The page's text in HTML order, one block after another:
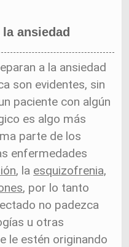
ansiedad
a la ansiedad
son evidentes, sin
paciente con algún
es algo más
parte de los
enfermedades
, la esquizofrenia,
, por lo tanto
no padezca
u otras
le estén originando